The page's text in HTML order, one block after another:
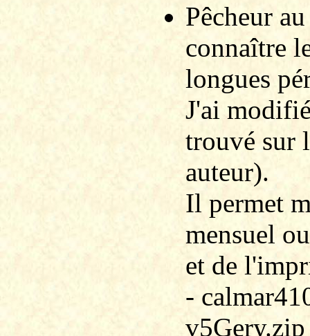
Pêcheur
connaître
longues
J'ai
trouvé sur
auteur).
Il permet
mensuel
et de
-